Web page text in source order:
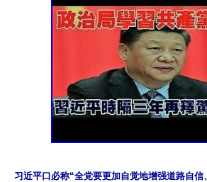
习近平口必称“全党要更加自觉地增强道路自信